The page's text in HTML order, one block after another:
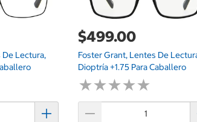
Lectura,
$499.00
Foster Grant, Lentes De
Dioptría +1.75 Para Caballero
★★★★★
★★★★★